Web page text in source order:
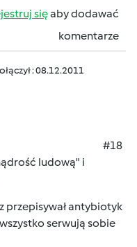
sięaby dodawać
komentarze
: 08.12.2011
#18
ludową" i
przepisywał antybiotyk
serwują sobie